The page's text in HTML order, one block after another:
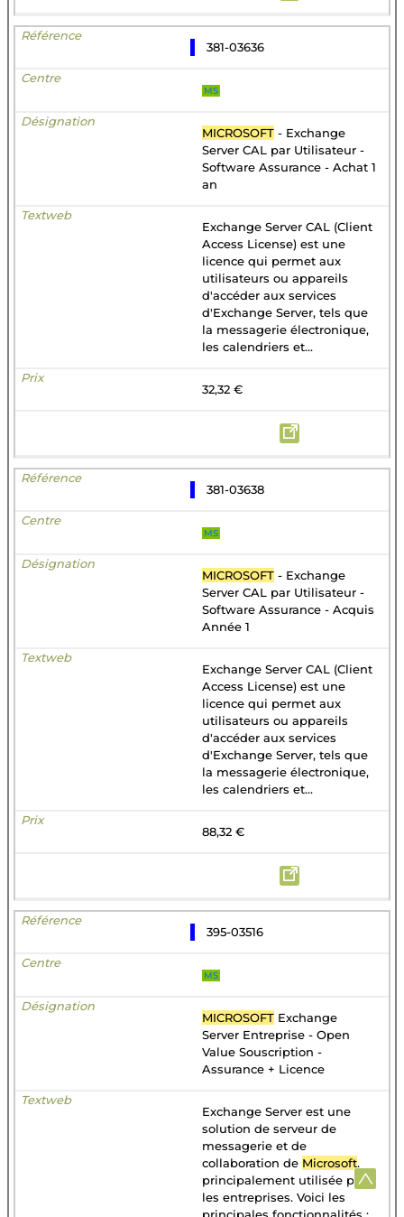
381-03636
MS
MICROSOFT - Exchange
Server CAL par Utilisateur -
Software Assurance - Achat 1
an
Exchange Server CAL (Client
Access License) est une
licence qui permet aux
utilisateurs ou appareils
d'accéder aux services
d'Exchange Server, tels que
la messagerie électronique,
les calendriers et...
32,32 €
381-03638
MS
MICROSOFT - Exchange
Server CAL par Utilisateur -
Software Assurance - Acquis
Année 1
Exchange Server CAL (Client
Access License) est une
licence qui permet aux
utilisateurs ou appareils
d'accéder aux services
d'Exchange Server, tels que
la messagerie électronique,
les calendriers et...
88,32 €
395-03516
MS
MICROSOFT Exchange
Server Entreprise - Open
Value Souscription -
Assurance + Licence
Exchange Server est une
solution de serveur de
messagerie et de
collaboration de Microsoft,
principalement utilisée par
les entreprises. Voici les